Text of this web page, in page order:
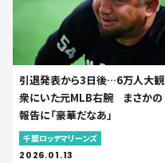
引退発表から3日後…6万人大観
衆にいた元MLB右腕 まさかの
報告に「豪華だなあ」
千葉ロッテマリーンズ
2026.01.13